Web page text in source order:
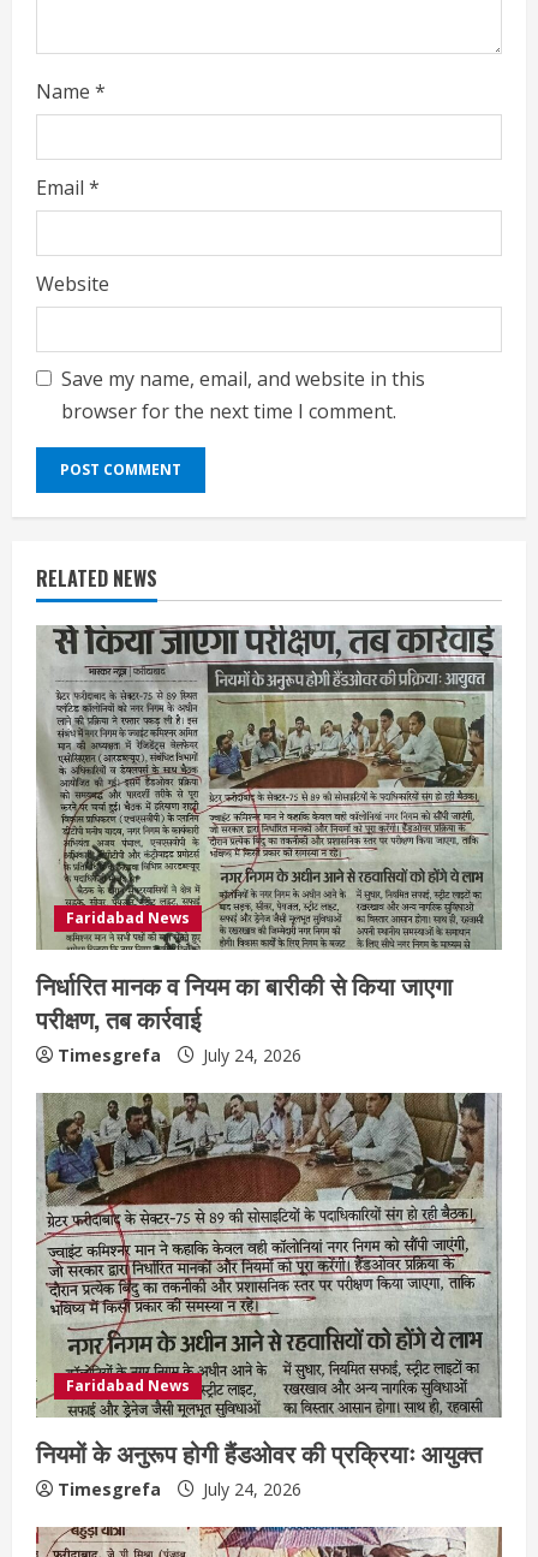
Name *
Email *
Website
Save my name, email, and website in this
browser for the next time I comment.
RELATED NEWS
Faridabad News
निर्धारित मानक व नियम का बारीकी से किया जाएगा
परीक्षण, तब कार्रवाई
Timesgrefa July 24, 2026
Faridabad News
नियमों के अनुरूप होगी हैंडओवर की प्रक्रियाः आयुक्त
Timesgrefa July 24, 2026